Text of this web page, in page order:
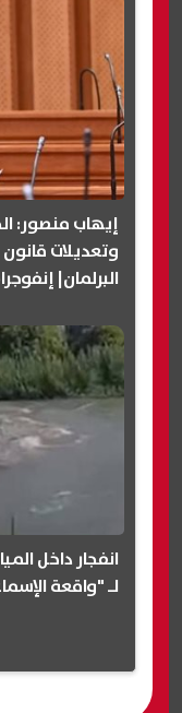
وتعديلات
البرلمان|
انفجار داخل
لـ "واقعة